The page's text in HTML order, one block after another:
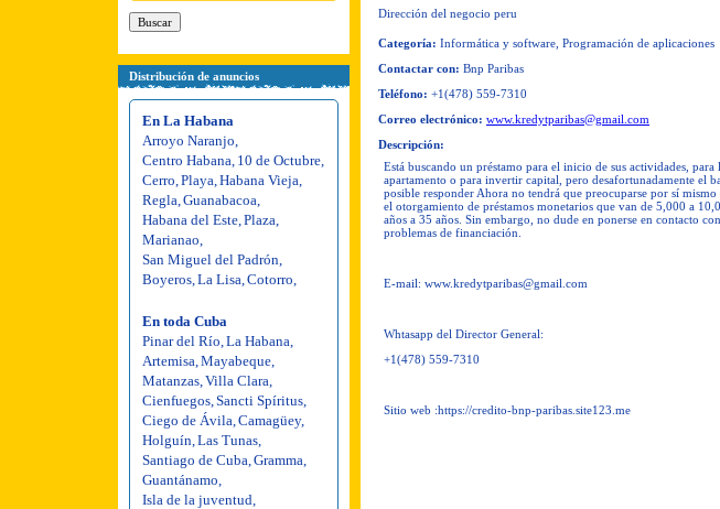
Distribución de anuncios
En La Habana
Arroyo Naranjo
Centro Habana 10 de Octubre
Cerro Playa Habana Vieja
Regla Guanabacoa
Habana del Este Plaza
Marianao
San Miguel del Padrón
Boyeros La Lisa Cotorro
En toda Cuba
Pinar del Río La Habana
Artemisa Mayabeque
Matanzas Villa Clara
Cienfuegos Sancti Spíritus
Ciego de Ávila Camagüey,
Holguín Las Tunas
Santiago de Cuba Gramma
Guantánamo
Isla de la juventud
Dirección del negocio peru
Categoría: Informática y software, Programación de aplicaciones
Contactar con: Bnp Paribas
Teléfono: +1(478) 559-7310
Correo electrónico: www.kredytparibas@gmail.com
Descripción:
Está buscando un préstamo para el inicio de sus actividades,
apartamento o para invertir capital, pero desafortunadamente el
posible responder Ahora no tendrá que preocuparse por sí
el otorgamiento de préstamos monetarios que van de 5,000 a
años a 35 años. Sin embargo, no dude en ponerse en contacto
problemas de financiación.
E-mail: www.kredytparibas@gmail.com
Whtasapp del Director General:
+1(478) 559-7310
Sitio web :https://credito-bnp-paribas.site123.me